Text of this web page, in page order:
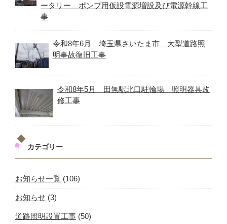
ータリー ポンプ用仮設電源増設及び電源幹線工
事
令和8年6月 埼玉県さいたま市 大型道路照
明事故復旧工事
令和8年5月 田無駅北口駐輪場 照明器具改
修工事
カテゴリー
お知らせ一覧 (106)
お知らせ (3)
道路照明設置工事 (50)